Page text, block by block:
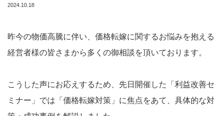
2024.10.18
昨今の物価高騰に伴い、価格転嫁に関するお悩みを抱える
経営者様の皆さまから多くの御相談を頂いております。
こうした声にお応えするため、先日開催した「利益改善セ
ミナー」では「価格転嫁対策」に焦点をあて、具体的な対